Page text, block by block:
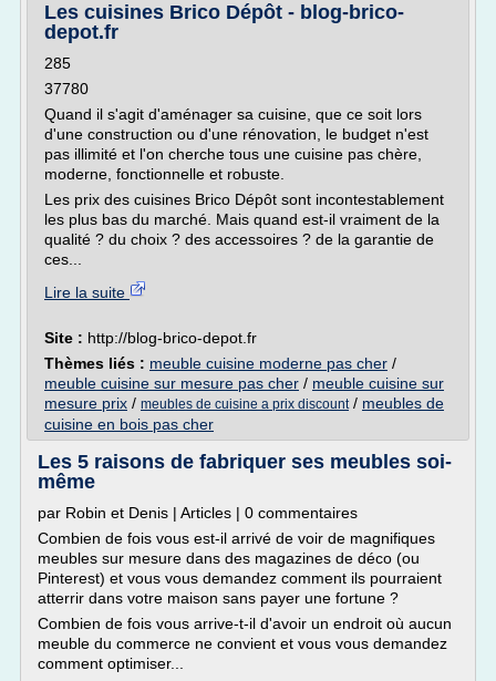
Les cuisines Brico Dépôt - blog-brico-
depot.fr
285
37780
Quand il s'agit d'aménager sa cuisine, que ce soit lors
d'une construction ou d'une rénovation, le budget n'est
pas illimité et l'on cherche tous une cuisine pas chère,
moderne, fonctionnelle et robuste.
Les prix des cuisines Brico Dépôt sont incontestablement
les plus bas du marché. Mais quand est-il vraiment de la
qualité ? du choix ? des accessoires ? de la garantie de
ces...
Lire la suite
Site : http://blog-brico-depot.fr
Thèmes liés : meuble cuisine moderne pas cher /
meuble cuisine sur mesure pas cher / meuble cuisine sur
mesure prix / meubles de cuisine a prix discount/ meubles de
cuisine en bois pas cher
Les 5 raisons de fabriquer ses meubles soi-
même
par Robin et Denis | Articles | 0 commentaires
Combien de fois vous est-il arrivé de voir de magnifiques
meubles sur mesure dans des magazines de déco (ou
Pinterest) et vous vous demandez comment ils pourraient
atterrir dans votre maison sans payer une fortune ?
Combien de fois vous arrive-t-il d'avoir un endroit où aucun
meuble du commerce ne convient et vous vous demandez
comment optimiser...